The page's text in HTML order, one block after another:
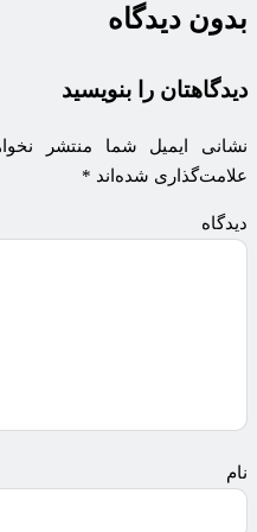
بدون دیدگاه
دیدگاهتان را بنویسید
نشانی ایمیل شما منتشر
علامت‌گذاری شده‌اند *